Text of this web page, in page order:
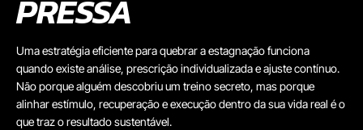
PRESSA
Uma estratégia eficiente para quebrar a estagnação funciona
quando existe análise, prescrição individualizada e ajuste contínuo.
Não porque alguém descobriu um treino secreto, mas porque
alinhar estímulo, recuperação e execução dentro da sua vida real é o
que traz o resultado sustentável.